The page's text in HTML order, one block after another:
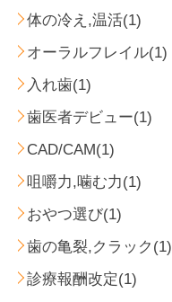
体の冷え,温活(1)
オーラルフレイル(1)
入れ歯(1)
歯医者デビュー(1)
CAD/CAM(1)
咀嚼力,噛む力(1)
おやつ選び(1)
歯の亀裂,クラック(1)
診療報酬改定(1)